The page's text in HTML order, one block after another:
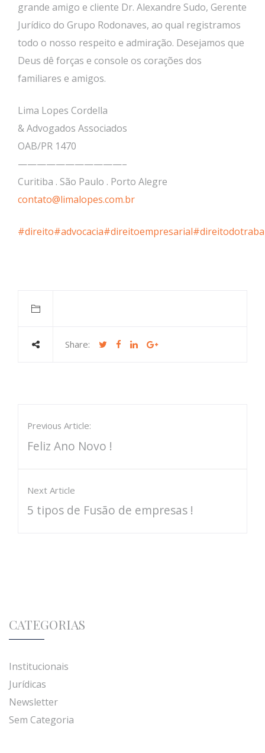
grande amigo e cliente Dr. Alexandre Sudo, Gerente
Jurídico do Grupo Rodonaves, ao qual registramos
todo o nosso respeito e admiração. Desejamos que
Deus dê forças e console os corações dos
familiares e amigos.
Lima Lopes Cordella
& Advogados Associados
OAB/PR 1470
———————————–
Curitiba . São Paulo . Porto Alegre
contato@limalopes.com.br
#direito#advocacia#direitoempresarial
Share:
Previous Article:
Feliz Ano Novo !
Next Article
5 tipos de Fusão de empresas !
CATEGORIAS
Institucionais
Jurídicas
Newsletter
Sem Categoria